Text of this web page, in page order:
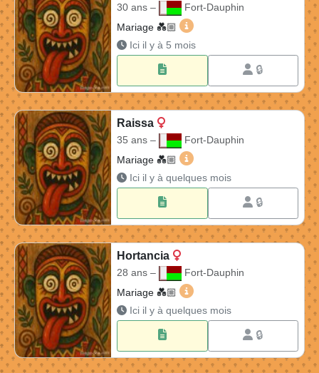
30 ans –
Fort-Dauphin
Mariage 💑🏼​
Juju 30 ans à Fort-
Ici il y à 5 mois
🔒
Raissa
35 ans –
Fort-Dauphin
Mariage 💑🏼​
Raissa 35 ans à Fort-
Ici il y à quelques mois
🔒
Hortancia
28 ans –
Fort-Dauphin
Mariage 💑🏼​
Hortancia 28 ans à Fort-
Ici il y à quelques mois
🔒